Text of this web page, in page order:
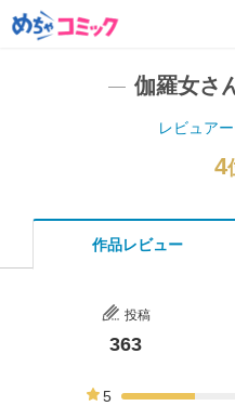
伽羅女さ
レビュア
4
作品レビュー
投稿
363
5